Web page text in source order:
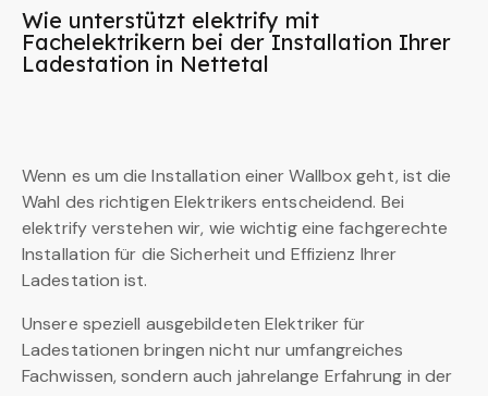
Wie unterstützt elektrify mit
Fachelektrikern bei der Installation Ihrer
Ladestation in Nettetal
Wenn es um die Installation einer Wallbox geht, ist die
Wahl des richtigen Elektrikers entscheidend. Bei
elektrify verstehen wir, wie wichtig eine fachgerechte
Installation für die Sicherheit und Effizienz Ihrer
Ladestation ist.
Unsere speziell ausgebildeten Elektriker für
Ladestationen bringen nicht nur umfangreiches
Fachwissen, sondern auch jahrelange Erfahrung in der